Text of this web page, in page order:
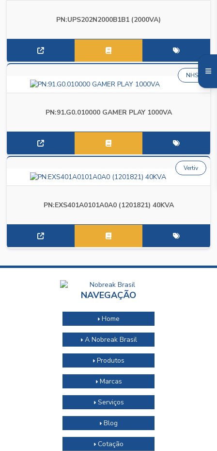
PN:UPS202N2000B1B1 (2000VA)
PN:91.G0.010000 GAMER PLAY 1000VA
NHS
PN:EXS401A0101A0A0 (1201821) 40KVA
Vertiv
NAVEGAÇÃO
Home
A Nobreak Brasil
Produtos
Marcas
Serviços
Blog
Cotação